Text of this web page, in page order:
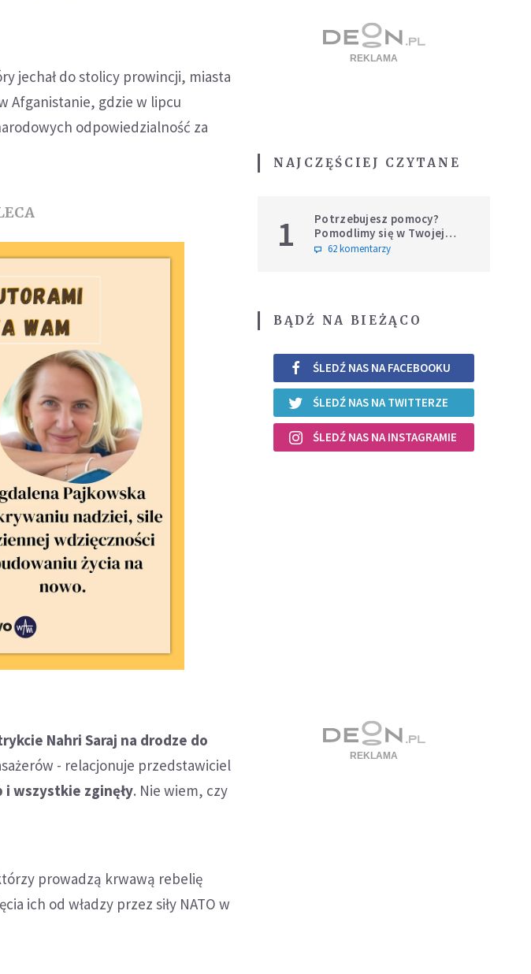
jechał do stolicy prowincji, miasta
Afganistanie, gdzie w lipcu
odpowiedzialność za
Nahri Saraj na drodze do
- relacjonuje przedstawiciel
i wszystkie zginęły. Nie wiem, czy
prowadzą krwawą rebelię
ich od władzy przez siły NATO w
NAJCZĘŚCIEJ CZYTANE
1
Potrzebujesz pomocy?
Pomodlimy się w Twojej
intencji
62 komentarzy
BĄDŹ NA BIEŻĄCO
ŚLEDŹ NAS NA FACEBOOKU
ŚLEDŹ NAS NA TWITTERZE
ŚLEDŹ NAS NA INSTAGRAMIE